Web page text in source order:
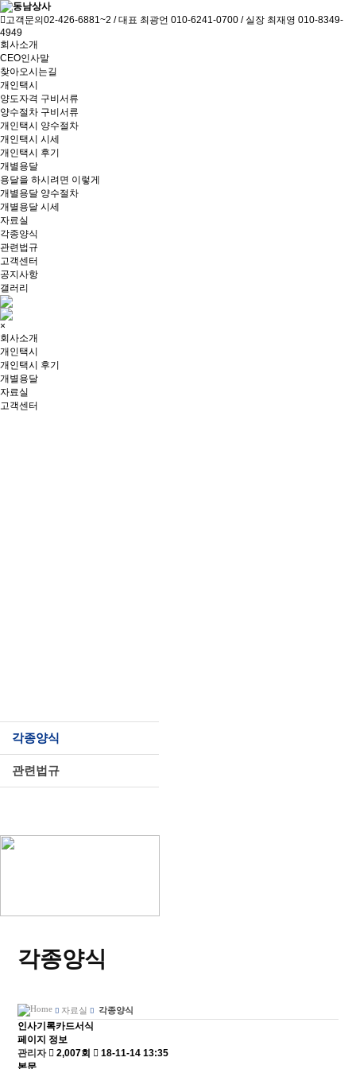
고객문의 02-426-6881~2 / 대표 최광언 010-6241-0700 / 실장 최재영 010-8349-
4949
회사소개
CEO인사말
찾아오시는길
개인택시
양도자격 구비서류
양수절차 구비서류
개인택시 양수절차
개인택시 시세
개인택시 후기
개별용달
용달을 하시려면 이렇게
개별용달 양수절차
개별용달 시세
자료실
각종양식
관련법규
고객센터
공지사항
갤러리
×
회사소개
개인택시
개인택시 후기
개별용달
자료실
고객센터
각종양식
관련법규
각종양식
자료실 각종양식
인사기록카드서식
페이지 정보
관리자
2,007회
18-11-14 13:35
본문